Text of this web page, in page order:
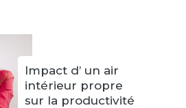
Impact d’ un air
intérieur propre
sur la productivité